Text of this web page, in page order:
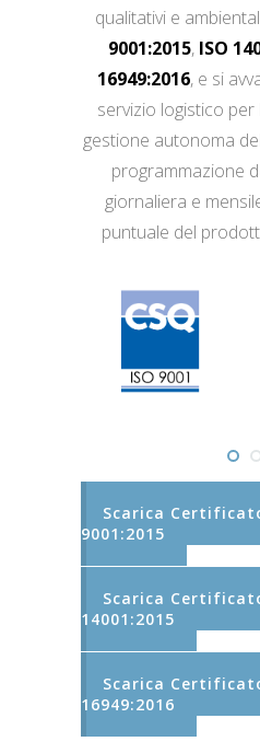
qualitativi e
9001:2015, ISO
16949:2016, e si
servizio logistico per
gestione autonoma
programmazione
giornaliera e
puntuale del
Scarica
9001:2015
Scarica
14001:2015
Scarica
16949:2016